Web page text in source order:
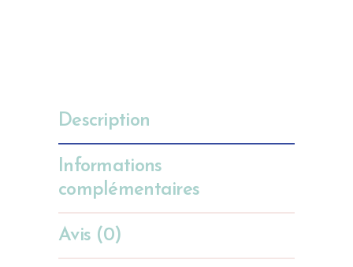
Description
Informations
complémentaires
Avis (0)